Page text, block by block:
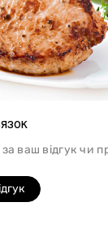
ваш відгук чи